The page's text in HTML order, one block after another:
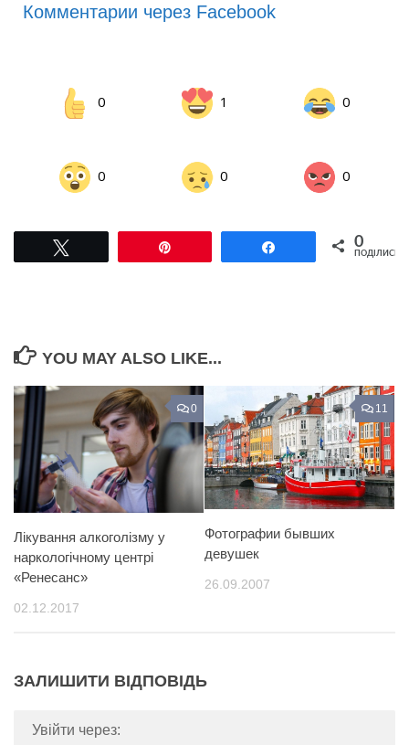
Комментарии через Facebook
0 1 0
0 0 0
Поділитися0
ПОДІЛИСЬ
YOU MAY ALSO LIKE...
0
Лікування алкоголізму у
наркологічному центрі
«Ренесанс»
02.12.2017
11
Фотографии бывших
девушек
26.09.2007
ЗАЛИШИТИ ВІДПОВІДЬ
Увійти через: